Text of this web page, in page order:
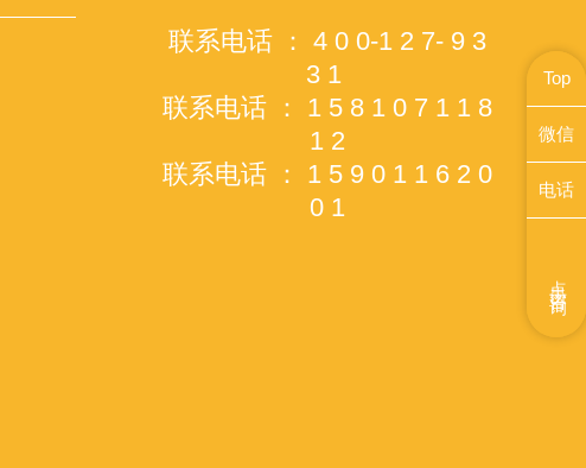
联系电话 ： 4 0 0-1 2 7- 9 3
3 1
联系电话 ： 1 5 8 1 0 7 1 1 8
1 2
联系电话 ： 1 5 9 0 1 1 6 2 0
0 1
Top
微信
电话
点击咨询